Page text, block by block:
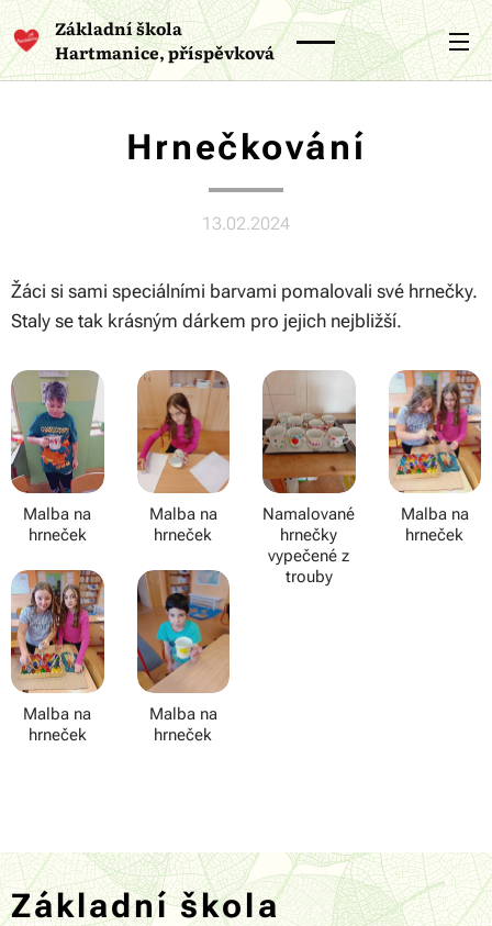
Základní škola
Hartmanice, příspěvková
organizace
Hrnečkování
13.02.2024
Žáci si sami speciálními barvami pomalovali své hrnečky.
Staly se tak krásným dárkem pro jejich nejbližší.
Malba na
hrneček
Malba na
hrneček
Namalované
hrnečky
vypečené z
trouby
Malba na
hrneček
Malba na
hrneček
Malba na
hrneček
Základní škola